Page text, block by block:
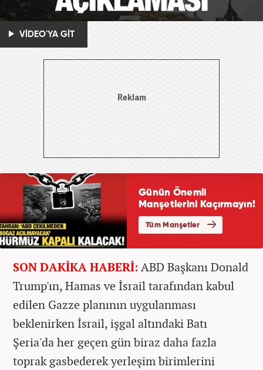
VİDEO'YA GİT
SON DAKİKA HABERİ: ABD Başkanı Donald
Trump'ın, Hamas ve İsrail tarafından kabul
edilen Gazze planının uygulanması
beklenirken İsrail, işgal altındaki Batı
Şeria'da her geçen gün biraz daha fazla
toprak gasbederek yerleşim birimlerini